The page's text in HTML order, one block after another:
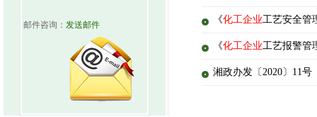
邮件咨询： 发送邮件 《化工企业工艺安全管
《化工企业工艺报警管
湘政办发〔2020〕11